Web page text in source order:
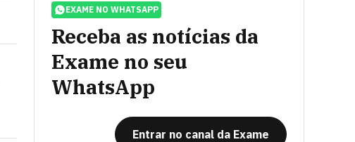
EXAME NO WHATSAPP
Receba as notícias da
Exame no seu
WhatsApp
Entrar no canal da Exame